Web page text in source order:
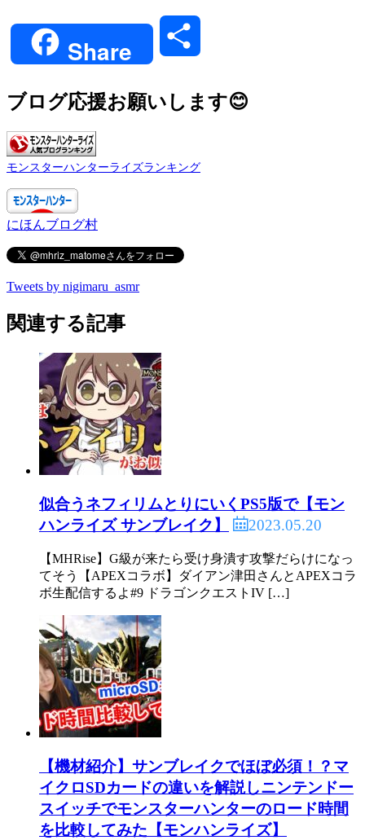
Share
ブログ応援お願いします😊
モンスターハンターライズランキング
にほんブログ村
Tweets by nigimaru_asmr
関連する記事
似合うネフィリムとりにいくPS5版で【モン
ハンライズ サンブレイク】
2023.05.20
【MHRise】G級が来たら受け身潰す攻撃だらけになっ
てそう【APEXコラボ】ダイアン津田さんとAPEXコラ
ボ生配信するよ#9 ドラゴンクエストIV […]
【機材紹介】サンブレイクでほぼ必須！？マ
イクロSDカードの違いを解説しニンテンドー
スイッチでモンスターハンターのロード時間
を比較してみた【モンハンライズ】